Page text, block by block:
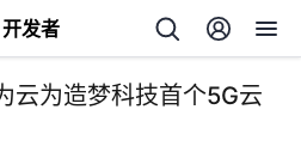
开发者
云为造梦科技首个5G云